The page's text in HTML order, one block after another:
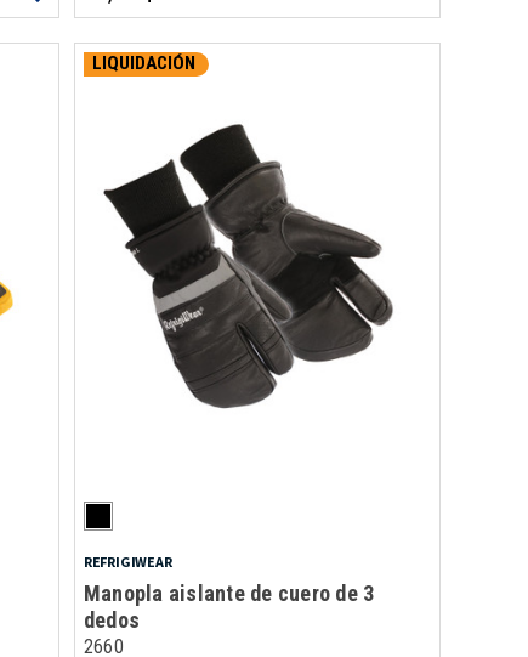
LIQUIDACIÓN
REFRIGIWEAR
Manopla aislante de cuero de 3
dedos
2660